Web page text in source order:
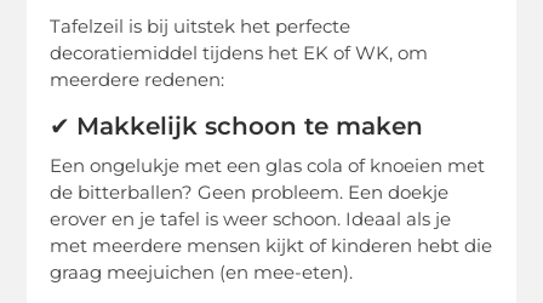
Tafelzeil is bij uitstek het perfecte
decoratiemiddel tijdens het EK of WK, om
meerdere redenen:
✔ Makkelijk schoon te maken
Een ongelukje met een glas cola of knoeien met
de bitterballen? Geen probleem. Een doekje
erover en je tafel is weer schoon. Ideaal als je
met meerdere mensen kijkt of kinderen hebt die
graag meejuichen (en mee-eten).